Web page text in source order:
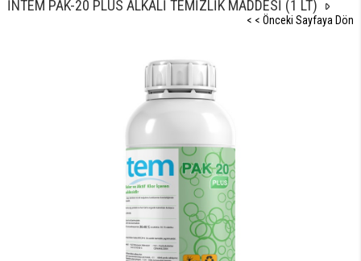
İNTEM PAK-20 PLUS ALKALİ TEMİZLİK MADDESİ (1 LT)
< < Önceki Sayfaya Dön